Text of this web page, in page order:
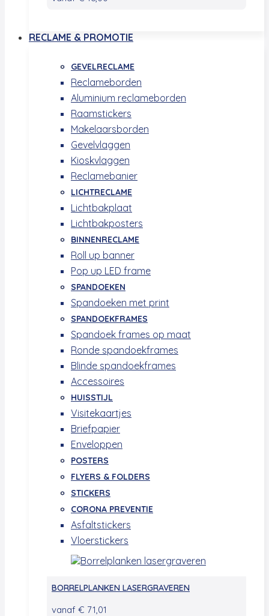
RECLAME & PROMOTIE
GEVELRECLAME
Reclameborden
Aluminium reclameborden
Raamstickers
Makelaarsborden
Gevelvlaggen
Kioskvlaggen
Reclamebanier
LICHTRECLAME
Lichtbakplaat
Lichtbakposters
BINNENRECLAME
Roll up banner
Pop up LED frame
SPANDOEKEN
Spandoeken met print
SPANDOEKFRAMES
Spandoek frames op maat
Ronde spandoekframes
Blinde spandoekframes
Accessoires
HUISSTIJL
Visitekaartjes
Briefpapier
Enveloppen
POSTERS
FLYERS & FOLDERS
STICKERS
CORONA PREVENTIE
Asfaltstickers
Vloerstickers
BORRELPLANKEN LASERGRAVEREN
vanaf € 71,01